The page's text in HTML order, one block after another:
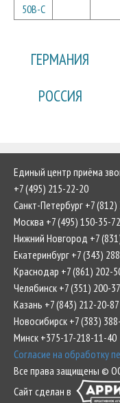
50B-C
ГЕРМАНИЯ
РОССИЯ
Единый центр приёма
+7 (495) 215-22-20
Санкт-Петербург +7 (812)
Москва +7 (495) 150-35-72
Нижний Новгород +7
Екатеринбург +7 (343)
Краснодар +7 (861) 202-
Челябинск +7 (351) 200-
Казань +7 (843) 212-20-87
Новосибирск +7 (383)
Минск +375-17-218-11-40
Согласие на обработку
Все права защищены ©
Сайт сделан в